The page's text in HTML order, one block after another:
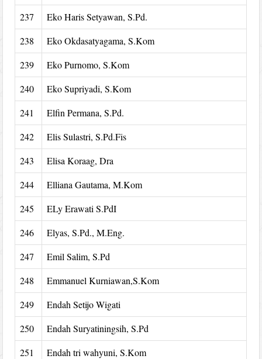
237
Eko Haris Setyawan, S.Pd.
238
Eko Okdasatyagama, S.Kom
239
Eko Purnomo, S.Kom
240
Eko Supriyadi, S.Kom
241
Elfin Permana, S.Pd.
242
Elis Sulastri, S.Pd.Fis
243
Elisa Koraag, Dra
244
Elliana Gautama, M.Kom
245
ELy Erawati S.PdI
246
Elyas, S.Pd., M.Eng.
247
Emil Salim, S.Pd
248
Emmanuel Kurniawan,S.Kom
249
Endah Setijo Wigati
250
Endah Suryatiningsih, S.Pd
251
Endah tri wahyuni, S.Kom